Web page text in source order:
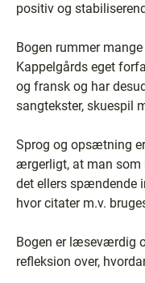
positiv og
Bogen rummer
Kappelgårds eget
og fransk og har
sangtekster, skuespil
Sprog og opsætning
ærgerligt, at man
det ellers spændende
hvor citater m.v.
Bogen er læseværdig
refleksion over,